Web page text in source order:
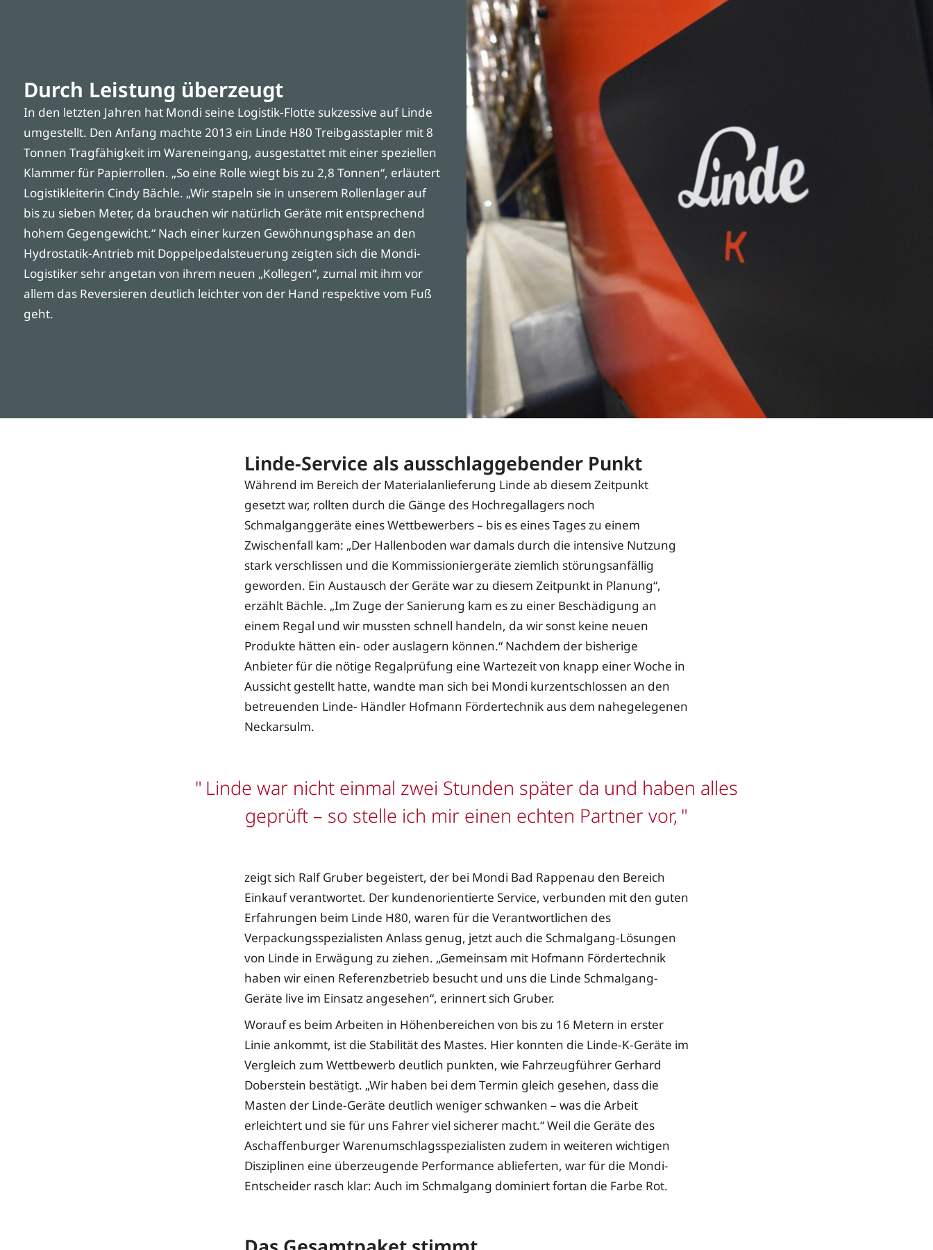
Durch Leistung überzeugt
In den letzten Jahren hat Mondi seine Logistik-Flotte sukzessive auf Linde
umgestellt. Den Anfang machte 2013 ein Linde H80 Treibgasstapler mit 8
Tonnen Tragfähigkeit im Wareneingang, ausgestattet mit einer speziellen
Klammer für Papierrollen. „So eine Rolle wiegt bis zu 2,8 Tonnen“, erläutert
Logistikleiterin Cindy Bächle. „Wir stapeln sie in unserem Rollenlager auf
bis zu sieben Meter, da brauchen wir natürlich Geräte mit entsprechend
hohem Gegengewicht.“ Nach einer kurzen Gewöhnungsphase an den
Hydrostatik-Antrieb mit Doppelpedalsteuerung zeigten sich die Mondi-
Logistiker sehr angetan von ihrem neuen „Kollegen“, zumal mit ihm vor
allem das Reversieren deutlich leichter von der Hand respektive vom Fuß
geht.
Linde-Service als ausschlaggebender Punkt
Während im Bereich der Materialanlieferung Linde ab diesem Zeitpunkt
gesetzt war, rollten durch die Gänge des Hochregallagers noch
Schmalganggeräte eines Wettbewerbers – bis es eines Tages zu einem
Zwischenfall kam: „Der Hallenboden war damals durch die intensive Nutzung
stark verschlissen und die Kommissioniergeräte ziemlich störungsanfällig
geworden. Ein Austausch der Geräte war zu diesem Zeitpunkt in Planung“,
erzählt Bächle. „Im Zuge der Sanierung kam es zu einer Beschädigung an
einem Regal und wir mussten schnell handeln, da wir sonst keine neuen
Produkte hätten ein- oder auslagern können.“ Nachdem der bisherige
Anbieter für die nötige Regalprüfung eine Wartezeit von knapp einer Woche in
Aussicht gestellt hatte, wandte man sich bei Mondi kurzentschlossen an den
betreuenden Linde- Händler Hofmann Fördertechnik aus dem nahegelegenen
Neckarsulm.
Linde war nicht einmal zwei Stunden später da und haben alles
geprüft – so stelle ich mir einen echten Partner vor,
zeigt sich Ralf Gruber begeistert, der bei Mondi Bad Rappenau den Bereich
Einkauf verantwortet. Der kundenorientierte Service, verbunden mit den guten
Erfahrungen beim Linde H80, waren für die Verantwortlichen des
Verpackungsspezialisten Anlass genug, jetzt auch die Schmalgang-Lösungen
von Linde in Erwägung zu ziehen. „Gemeinsam mit Hofmann Fördertechnik
haben wir einen Referenzbetrieb besucht und uns die Linde Schmalgang-
Geräte live im Einsatz angesehen“, erinnert sich Gruber.
Worauf es beim Arbeiten in Höhenbereichen von bis zu 16 Metern in erster
Linie ankommt, ist die Stabilität des Mastes. Hier konnten die Linde-K-Geräte im
Vergleich zum Wettbewerb deutlich punkten, wie Fahrzeugführer Gerhard
Doberstein bestätigt. „Wir haben bei dem Termin gleich gesehen, dass die
Masten der Linde-Geräte deutlich weniger schwanken – was die Arbeit
erleichtert und sie für uns Fahrer viel sicherer macht.“ Weil die Geräte des
Aschaffenburger Warenumschlagsspezialisten zudem in weiteren wichtigen
Disziplinen eine überzeugende Performance ablieferten, war für die Mondi-
Entscheider rasch klar: Auch im Schmalgang dominiert fortan die Farbe Rot.